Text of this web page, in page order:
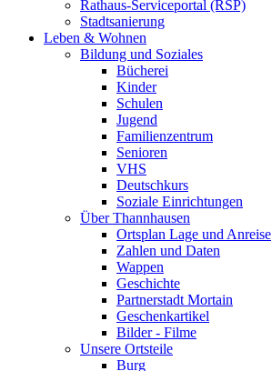
Rathaus-Serviceportal (RSP)
Stadtsanierung
Leben & Wohnen
Bildung und Soziales
Bücherei
Kinder
Schulen
Jugend
Familienzentrum
Senioren
VHS
Deutschkurs
Soziale Einrichtungen
Über Thannhausen
Ortsplan Lage und Anreise
Zahlen und Daten
Wappen
Geschichte
Partnerstadt Mortain
Geschenkartikel
Bilder - Filme
Unsere Ortsteile
Burg